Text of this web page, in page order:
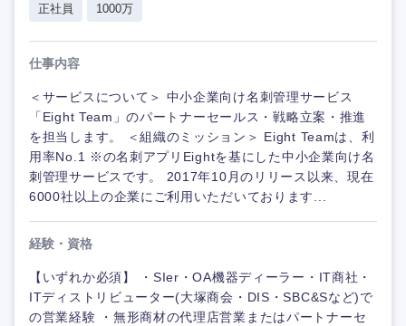
正社員
1000万
仕事内容
＜サービスについて＞ 中小企業向け名刺管理サービス
「Eight Team」のパートナーセールス・戦略立案・推進
を担当します。 ＜組織のミッション＞ Eight Teamは、利
用率No.1 ※の名刺アプリEightを基にした中小企業向け名
刺管理サービスです。 2017年10月のリリース以来、現在
6000社以上の企業にご利用いただいております...
経験・資格
【いずれか必須】 ・SIer・OA機器ディーラー・IT商社・
ITディストリビューター(大塚商会・DIS・SBC&Sなど)で
の営業経験 ・無形商材の代理店営業またはパートナーセ